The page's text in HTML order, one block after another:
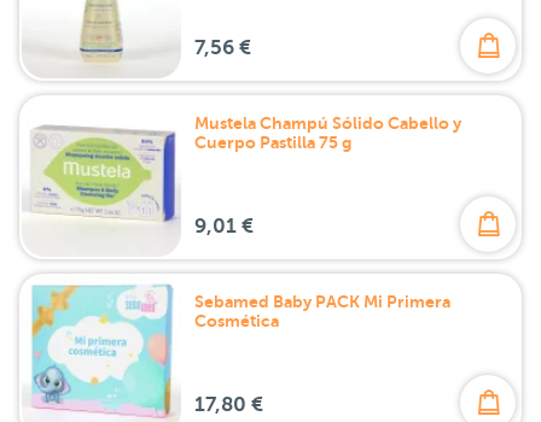
7,56 €
Mustela Champú Sólido Cabello y
Cuerpo Pastilla 75 g
9,01 €
Sebamed Baby PACK Mi Primera
Cosmética
17,80 €